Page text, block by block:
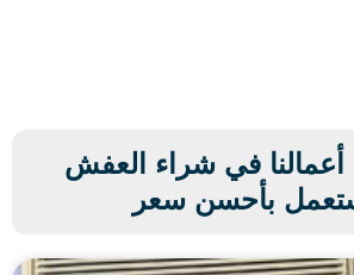
أعمالنا في شراء العفش
بأحسن سعر